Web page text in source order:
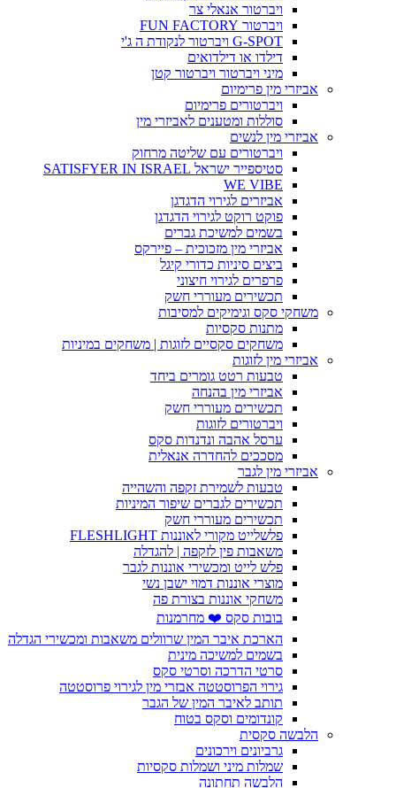
ויברטור אנאלי צר
ויברטור FUN FACTORY
G-SPOT ויברטור לנקודת ה ג'י
דילדו או דילדואים
מיני ויברטור ויברטור קטן
אביזרי מין פרימיום
ויברטורים פרימיום
סוללות ומטענים לאביזרי מין
אביזרי מין לנשים
ויברטורים עם שליטה מרחוק
סטיספייר ישראל SATISFYER IN ISRAEL
WE VIBE
אביזרים לגירוי הדגדגן
פוקט רוקט לגירוי הדגדגן
בשמים למשיכת גברים
אביזרי מין מזכוכית – פיירקס
ביצים סיניות כדורי קיגל
פרפרים לגירוי חיצוני
תכשירים מעוררי חשק
משחקי סקס וגימיקים למסיבות
מתנות סקסיות
משחקים סקסיים לזוגות | משחקים במיניות
אביזרי מין לזוגות
טבעות רטט גומרים ביחד
אביזרי מין בהנחה
תכשירים מעוררי חשק
ויברטורים לזוגות
ערסל אהבה ונדנדות סקס
מסככים להחדרה אנאלית
אביזרי מין לגבר
טבעות לשמירת זקפה והשהייה
תכשירים לגברים שיפור המיניות
תכשירים מעוררי חשק
פלשלייט מקורי לאוננות FLESHLIGHT
משאבות פין לזקפה | להגדלה
פלש לייט ומכשירי אוננות לגבר
מוצרי אוננות דמוי ישבן נשי
משחקי אוננות בצורת פה
בובות סקס ❤️ מחרמנות
הארכת איבר המין שרוולים משאבות ומכשירי הגדלה
בשמים למשיכה מינית
סרטי הדרכה וסרטי סקס
גירוי הפרוסטטה אבזרי מין לגירוי פרוסטטה
תותב לאיבר המין של הגבר
קונדומים וסקס בטוח
הלבשה סקסית
גרביונים וירכונים
שמלות מיני ושמלות סקסיות
הלבשה תחתונה